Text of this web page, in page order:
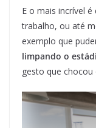
E o mais incrível
trabalho, ou até
exemplo que
limpando o
gesto que